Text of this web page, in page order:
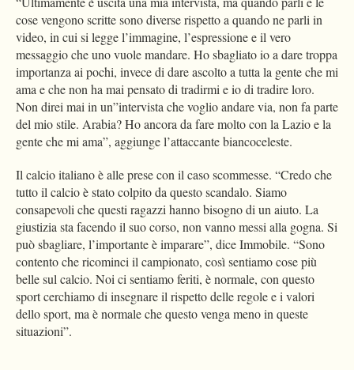
cose vengono scritte sono diverse rispetto a quando ne parli in
video, in cui si legge l’immagine, l’espressione e il vero
messaggio che uno vuole mandare. Ho sbagliato io a dare troppa
importanza ai pochi, invece di dare ascolto a tutta la gente che mi
ama e che non ha mai pensato di tradirmi e io di tradire loro.
Non direi mai in un”intervista che voglio andare via, non fa parte
del mio stile. Arabia? Ho ancora da fare molto con la Lazio e la
gente che mi ama”, aggiunge l’attaccante biancoceleste.
Il calcio italiano è alle prese con il caso scommesse. “Credo che
tutto il calcio è stato colpito da questo scandalo. Siamo
consapevoli che questi ragazzi hanno bisogno di un aiuto. La
giustizia sta facendo il suo corso, non vanno messi alla gogna. Si
può sbagliare, l’importante è imparare”, dice Immobile. “Sono
contento che ricominci il campionato, così sentiamo cose più
belle sul calcio. Noi ci sentiamo feriti, è normale, con questo
sport cerchiamo di insegnare il rispetto delle regole e i valori
dello sport, ma è normale che questo venga meno in queste
situazioni”.